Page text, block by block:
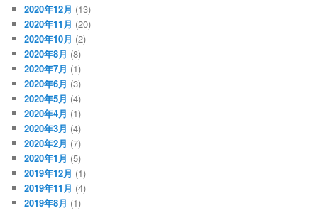
2020年12月 (13)
2020年11月 (20)
2020年10月 (2)
2020年8月 (8)
2020年7月 (1)
2020年6月 (3)
2020年5月 (4)
2020年4月 (1)
2020年3月 (4)
2020年2月 (7)
2020年1月 (5)
2019年12月 (1)
2019年11月 (4)
2019年8月 (1)